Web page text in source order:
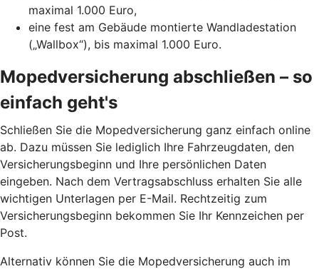
maximal 1.000 Euro,
eine fest am Gebäude montierte Wandladestation
(„Wallbox“), bis maximal 1.000 Euro.
Mopedversicherung abschließen – so
einfach geht's
Schließen Sie die Mopedversicherung ganz einfach online
ab. Dazu müssen Sie lediglich Ihre Fahrzeugdaten, den
Versicherungsbeginn und Ihre persönlichen Daten
eingeben. Nach dem Vertragsabschluss erhalten Sie alle
wichtigen Unterlagen per E-Mail. Rechtzeitig zum
Versicherungsbeginn bekommen Sie Ihr Kennzeichen per
Post.
Alternativ können Sie die Mopedversicherung auch im